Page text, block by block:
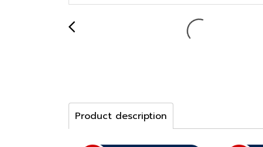
Product description